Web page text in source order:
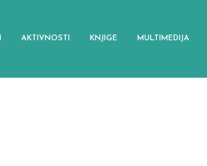
AKTIVNOSTI KNJIGE MULTIMEDIJA